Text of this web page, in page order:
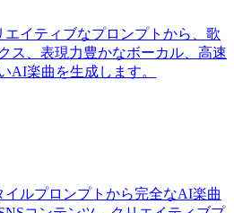
エイティブなプロンプトから、歌
ス、表現力豊かなボーカル、高速
AI楽曲を生成します。
イルプロンプトから完全なAI楽曲